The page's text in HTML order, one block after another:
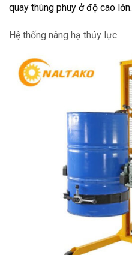
quay thùng phuy ở độ cao lớn.
Hệ thống nâng hạ thủy lực